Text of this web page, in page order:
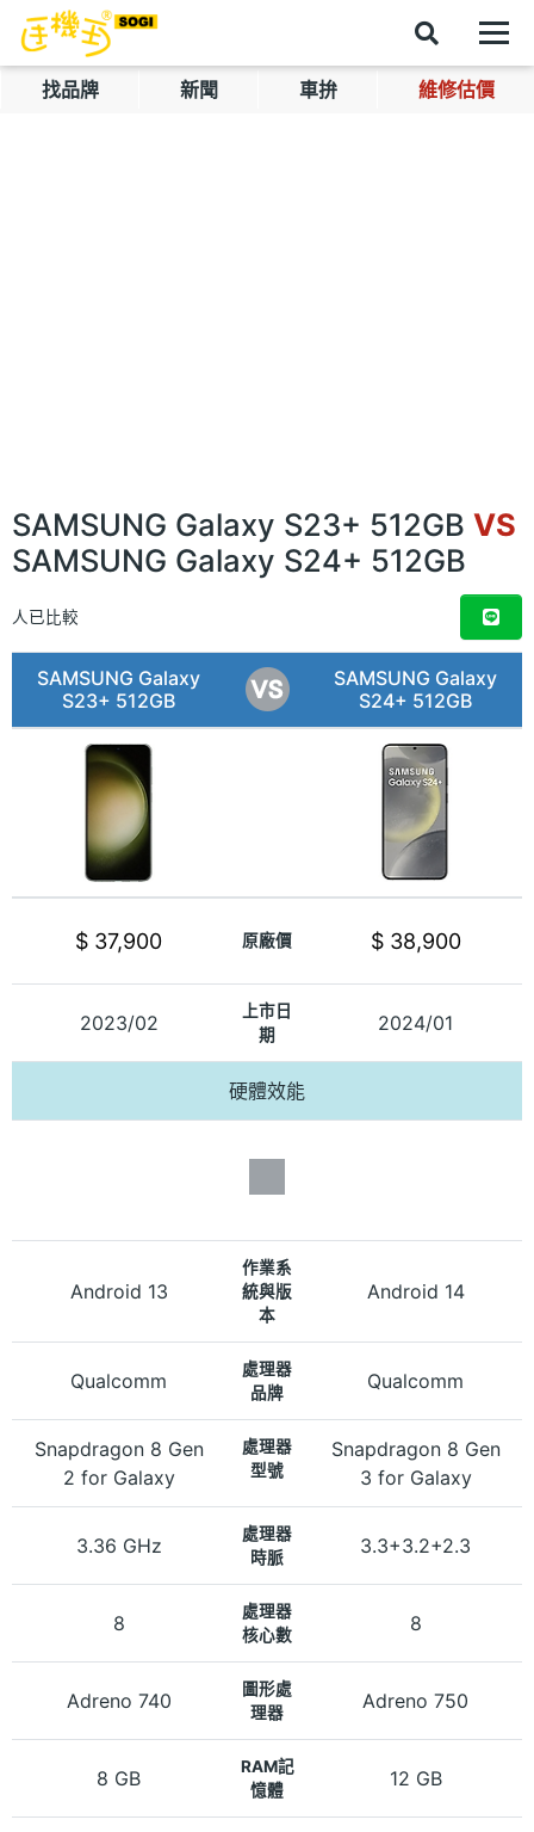
找品牌 新聞 車拚 維修估價
SAMSUNG Galaxy S23+ 512GB VS
SAMSUNG Galaxy S24+ 512GB
人已比較
SAMSUNG Galaxy
S23+ 512GB
SAMSUNG Galaxy
S24+ 512GB
$ 37,900 原廠價 $ 38,900
2023/02
上市日
期
2024/01
硬體效能
Android 13
作業系
統與版
本
Android 14
Qualcomm
處理器
品牌
Qualcomm
Snapdragon 8 Gen
2 for Galaxy
處理器
型號
Snapdragon 8 Gen
3 for Galaxy
3.36 GHz
處理器
時脈
3.3+3.2+2.3
8
處理器
核心數
8
Adreno 740
圖形處
理器
Adreno 750
8 GB
RAM記
憶體
12 GB